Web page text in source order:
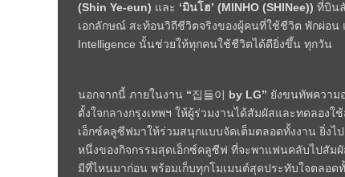
(Shin Ye-eun) และ ‘มินโฮ’ (MINHO (SHINee)) ที่บิน
เอกลักษณ์ สะท้อนวิถีชีวิตจริงของผู้คนที่ใช้ชีวิต พักผ่อน
Intelligence นั้นช่วยให้ทุกคนใช้ชีวิตได้ดียิ่งขึ้น ทุกวัน
นอกจากนี้ ภายในงาน “집들이 by LG” ยังขนทัพความ
ตั้งใจกลางกรุงเทพฯ ให้ผู้ร่วมงานได้สัมผัสและทดลอง
เอ็กซ์คลูซีฟมาให้ร่วมสนุกแบบจัดเต็มตลอดทั้งงาน ยิ่ง
หนึ่งของกิจกรรมสุดเอ็กซ์คลูซีฟ ที่จะพาแฟนคลับไปสัม
มีที่ไหนมาก่อน พร้อมเก็บทุกโมเมนต์สุดประทับใจตลอด